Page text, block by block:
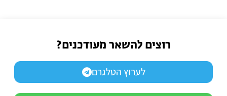
רוצים להשאר מעודכנים?
לערוץ הטלגרם